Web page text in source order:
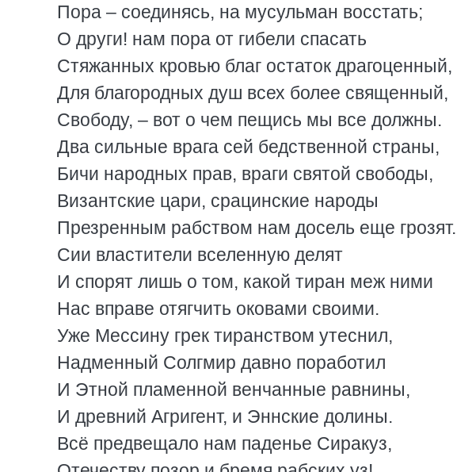
Пора – соединясь, на мусульман восстать;
О други! нам пора от гибели спасать
Стяжанных кровью благ остаток драгоценный,
Для благородных душ всех более священный,
Свободу, – вот о чем пещись мы все должны.
Два сильные врага сей бедственной страны,
Бичи народных прав, враги святой свободы,
Византские цари, срацинские народы
Презренным рабством нам досель еще грозят.
Сии властители вселенную делят
И спорят лишь о том, какой тиран меж ними
Нас вправе отягчить оковами своими.
Уже Мессину грек тиранством утеснил,
Надменный Солгмир давно поработил
И Этной пламенной венчанные равнины,
И древний Агригент, и Эннские долины.
Всё предвещало нам паденье Сиракуз,